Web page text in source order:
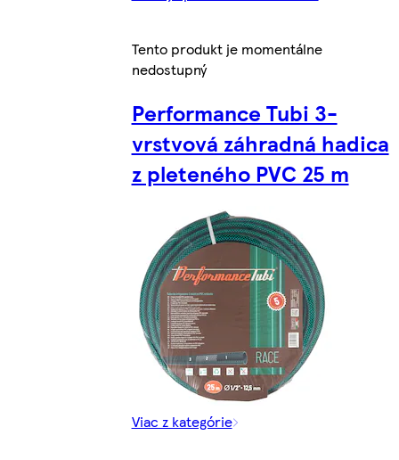
Tento produkt je momentálne
nedostupný
Performance Tubi 3-
vrstvová záhradná hadica
z pleteného PVC 25 m
Viac z kategórie